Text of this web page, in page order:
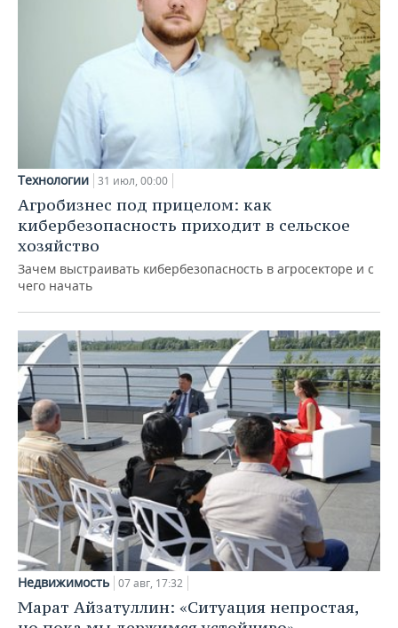
Технологии 31 июл, 00:00
Агробизнес под прицелом: как
кибербезопасность приходит в сельское
хозяйство
Зачем выстраивать кибербезопасность в агросекторе и с
чего начать
Недвижимость 07 авг, 17:32
Марат Айзатуллин: «Ситуация непростая,